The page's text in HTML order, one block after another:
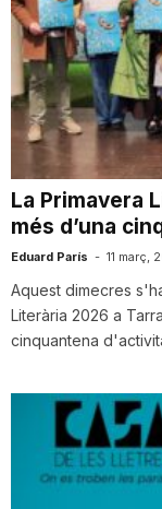
C
i
u
t
a
t
La Primavera
més d’una
Eduard París - 11 març,
Aquest dimecres
Literària 2026 a
cinquantena